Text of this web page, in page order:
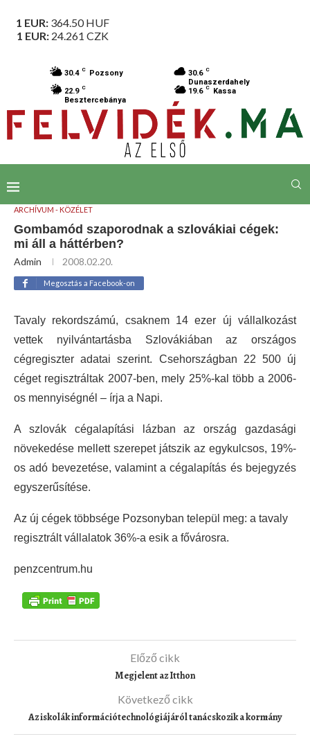
1 EUR: 364.50HUF
1 EUR: 24.261 CZK
30.4 C Pozsony 30.6 C
Dunaszerdahely
22.9 C
Besztercebánya
19.6 C Kassa
ARCHÍVUM - KÖZÉLET
Gombamód szaporodnak a szlovákiai cégek:
mi áll a háttérben?
Admin 2008.02.20.
Megosztás a Facebook-on
Tavaly rekordszámú, csaknem 14 ezer új vállalkozást
vettek nyilvántartásba Szlovákiában az országos
cégregiszter adatai szerint. Csehországban 22 500 új
céget regisztráltak 2007-ben, mely 25%-kal több a 2006-
os mennyiségnél – írja a Napi.
A szlovák cégalapítási lázban az ország gazdasági
növekedése mellett szerepet játszik az egykulcsos, 19%-
os adó bevezetése, valamint a cégalapítás és bejegyzés
egyszerűsítése.
Az új cégek többsége Pozsonyban települ meg: a tavaly
regisztrált vállalatok 36%-a esik a fővárosra.
penzcentrum.hu
Előző cikk
Megjelent az Itthon
Következő cikk
Az iskolák információtechnológiájáról tanácskozik a kormány